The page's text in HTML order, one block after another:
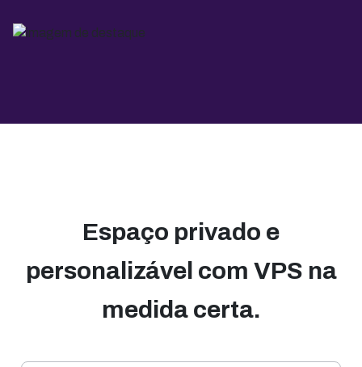
Espaço privado e
personalizável com VPS na
medida certa.